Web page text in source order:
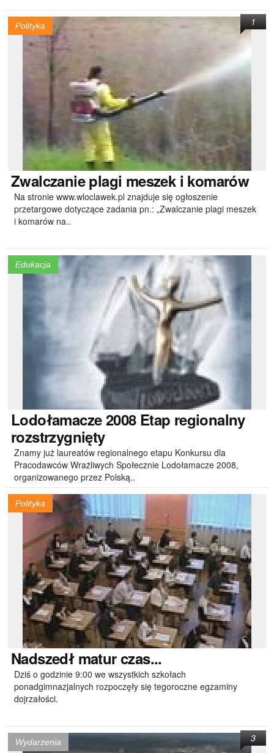
Polityka
Zwalczanieplagi meszek i komarów
Na stronie www.wloclawek.pl znajduje się ogłoszenie
przetargowe dotyczące zadania pn.: „Zwalczanie plagi meszek
i komarów na..
1
Edukacja
Lodołamacze2008 Etap regionalny
rozstrzygnięty
Znamy już laureatów regionalnego etapu Konkursu dla
Pracodawców Wrażliwych Społecznie Lodołamacze 2008,
organizowanego przez Polską..
Polityka
Nadszedłmatur czas...
Dziś o godzinie 9:00 we wszystkich szkołach
ponadgimnazjalnych rozpoczęły się tegoroczne egzaminy
dojrzałości.
Wydarzenia 3